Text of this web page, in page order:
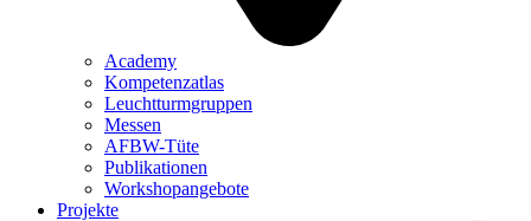
Academy
Kompetenzatlas
Leuchtturm­gruppen
Messen
AFBW-Tüte
Publikationen
Workshopangebote
Projekte